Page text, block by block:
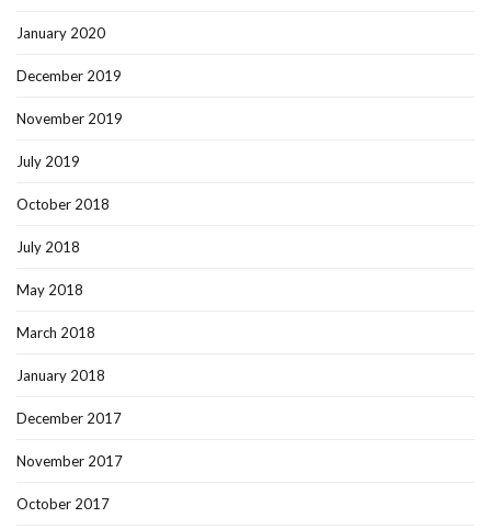
January 2020
December 2019
November 2019
July 2019
October 2018
July 2018
May 2018
March 2018
January 2018
December 2017
November 2017
October 2017